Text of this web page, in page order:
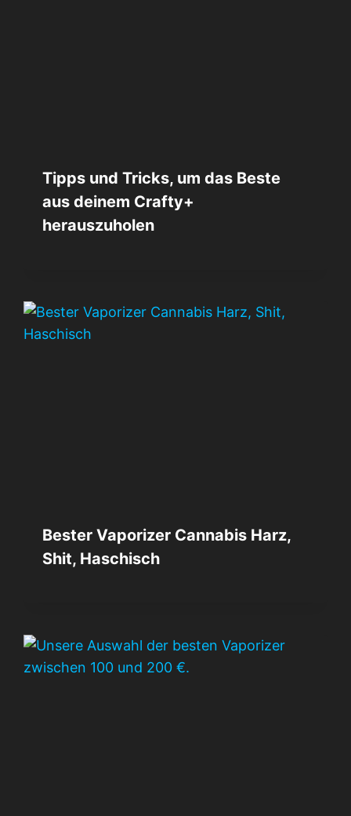
Tipps und Tricks, um das Beste
aus deinem Crafty+
herauszuholen
Bester Vaporizer Cannabis Harz,
Shit, Haschisch